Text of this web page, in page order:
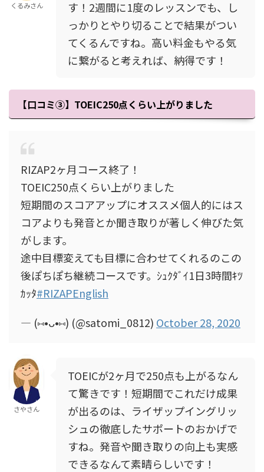
くるみさん
す！2週間に1度のレッスンでも、し
っかりとやり切ることで結果がつい
てくるんですね。高い料金もやる気
に繋がると考えれば、納得です！
【口コミ③】TOEIC250点くらい上がりました
RIZAP2ヶ月コース終了！
TOEIC250点くらい上がりました
短期間のスコアアップにオススメ個人的にはス
コアよりも発音とか聞き取りが著しく伸びた気
がします。
途中目標変えても目標に合わせてくれるのこの
後ぽちぽち継続コースです。ｼｭｸﾀﾞｲ1日3時間ｷﾂ
ｶｯﾀ#RIZAPEnglish
— (⑅•ᴗ•⑅) (@satomi_0812) October 28, 2020
さやさん
TOEICが2ヶ月で250点も上がるなん
て驚きです！短期間でこれだけ成果
が出るのは、ライザップイングリッ
シュの徹底したサポートのおかげで
すね。発音や聞き取りの向上も実感
できるなんて素晴らしいです！